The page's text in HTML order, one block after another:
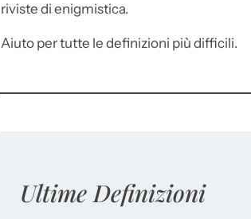
riviste di enigmistica.
Aiuto per tutte le definizioni più difficili.
Ultime Definizioni